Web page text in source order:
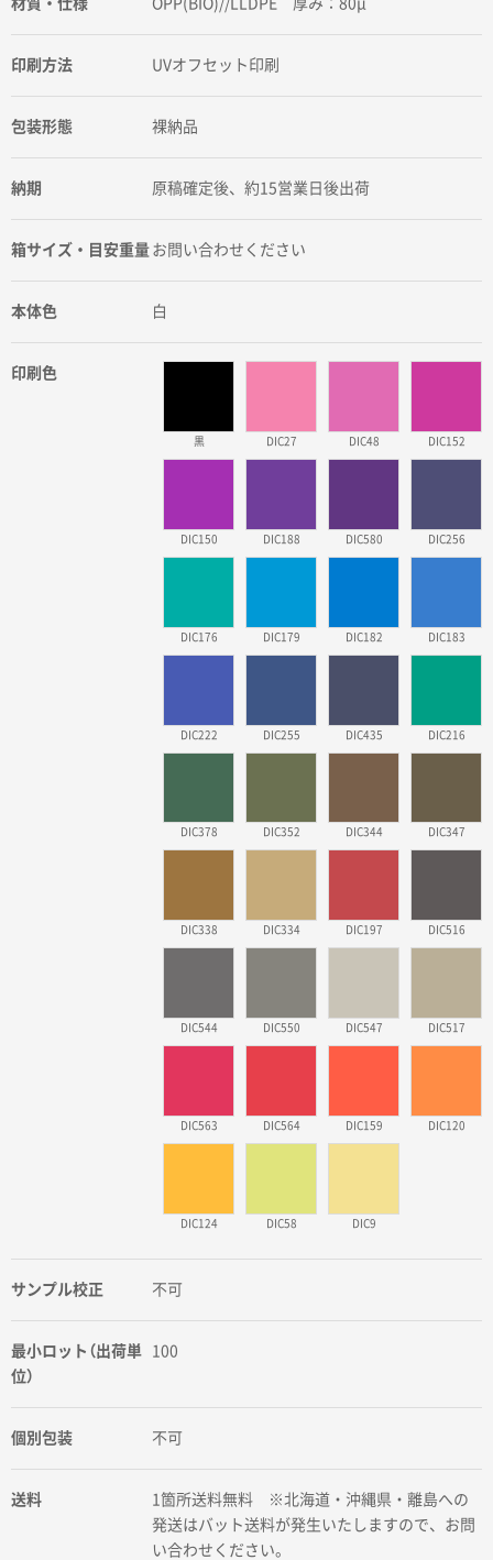
材質・仕様 OPP(BIO)//LLDPE 厚み：80μ
印刷方法 UVオフセット印刷
包装形態 裸納品
納期 原稿確定後、約15営業日後出荷
箱サイズ・目安重量 お問い合わせください
本体色 白
印刷色
黒 DIC27 DIC48 DIC152
DIC150 DIC188 DIC580 DIC256
DIC176 DIC179 DIC182 DIC183
DIC222 DIC255 DIC435 DIC216
DIC378 DIC352 DIC344 DIC347
DIC338 DIC334 DIC197 DIC516
DIC544 DIC550 DIC547 DIC517
DIC563 DIC564 DIC159 DIC120
DIC124 DIC58 DIC9
サンプル校正 不可
最小ロット（出荷単
位）
100
個別包装 不可
送料
1箇所送料無料 ※北海道・沖縄県・離島への
発送はバット送料が発生いたしますので、お問
い合わせください。